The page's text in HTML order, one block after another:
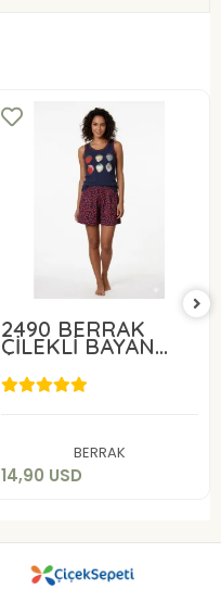
2490 BERRAK
ÇİLEKLİ BAYAN
ŞORTLU TAKIM
BERRAK
14,90 USD
14,90 USD